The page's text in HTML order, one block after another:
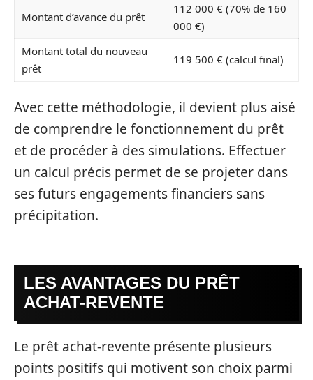
Montant d’avance du prêt
112 000 € (70% de 160
000 €)
Montant total du nouveau
prêt
119 500 € (calcul final)
Avec cette méthodologie, il devient plus aisé
de comprendre le fonctionnement du prêt
et de procéder à des simulations. Effectuer
un calcul précis permet de se projeter dans
ses futurs engagements financiers sans
précipitation.
LES AVANTAGES DU PRÊT
ACHAT-REVENTE
Le prêt achat-revente présente plusieurs
points positifs qui motivent son choix parmi